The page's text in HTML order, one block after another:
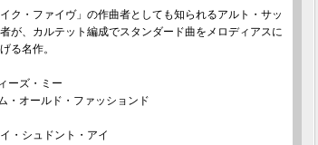
ク・ファイヴ」の作曲者としても知られるアルト・サッ
が、カルテット編成でスタンダード曲をメロディアスに
る名作。
ーズ・ミー
・オールド・ファッションド
・シュドント・アイ